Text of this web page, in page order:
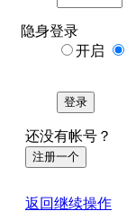
隐身登录
开启
登录
还没有帐号？
注册一个
返回继续操作